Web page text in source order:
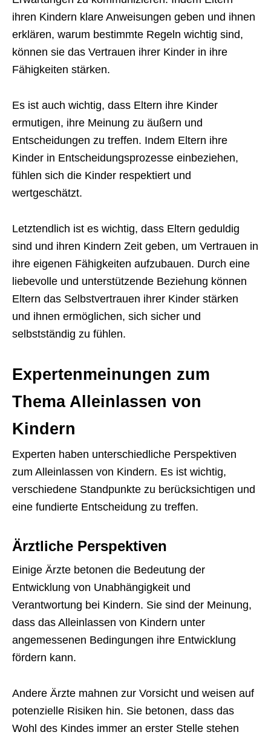
ihren Kindern klare Anweisungen geben und ihnen
erklären, warum bestimmte Regeln wichtig sind,
können sie das Vertrauen ihrer Kinder in ihre
Fähigkeiten stärken.
Es ist auch wichtig, dass Eltern ihre Kinder
ermutigen, ihre Meinung zu äußern und
Entscheidungen zu treffen. Indem Eltern ihre
Kinder in Entscheidungsprozesse einbeziehen,
fühlen sich die Kinder respektiert und
wertgeschätzt.
Letztendlich ist es wichtig, dass Eltern geduldig
sind und ihren Kindern Zeit geben, um Vertrauen in
ihre eigenen Fähigkeiten aufzubauen. Durch eine
liebevolle und unterstützende Beziehung können
Eltern das Selbstvertrauen ihrer Kinder stärken
und ihnen ermöglichen, sich sicher und
selbstständig zu fühlen.
Expertenmeinungen zum
Thema Alleinlassen von
Kindern
Experten haben unterschiedliche Perspektiven
zum Alleinlassen von Kindern. Es ist wichtig,
verschiedene Standpunkte zu berücksichtigen und
eine fundierte Entscheidung zu treffen.
Ärztliche Perspektiven
Einige Ärzte betonen die Bedeutung der
Entwicklung von Unabhängigkeit und
Verantwortung bei Kindern. Sie sind der Meinung,
dass das Alleinlassen von Kindern unter
angemessenen Bedingungen ihre Entwicklung
fördern kann.
Andere Ärzte mahnen zur Vorsicht und weisen auf
potenzielle Risiken hin. Sie betonen, dass das
Wohl des Kindes immer an erster Stelle stehen